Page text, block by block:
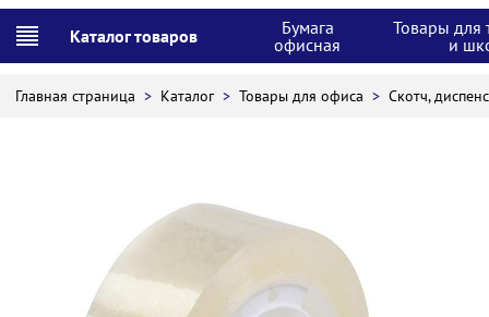
Каталог товаров
Бумага
офисная
Товары для
и
Главная страница > Каталог > Товары для офиса > Скотч,